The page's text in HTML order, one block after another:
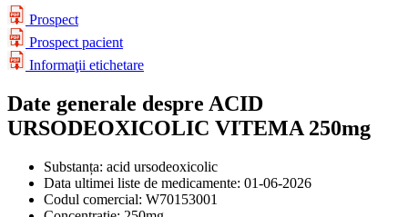
Prospect
Prospect pacient
Informaţii etichetare
Date generale despre ACID
URSODEOXICOLIC VITEMA 250mg
Substanța: acid ursodeoxicolic
Data ultimei liste de medicamente: 01-06-2026
Codul comercial: W70153001